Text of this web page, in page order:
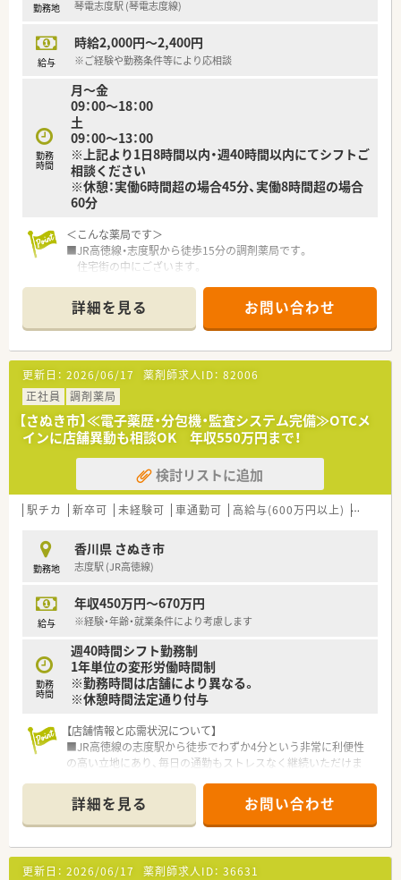
勤務地 琴電志度駅 (琴電志度線)
給与
時給2,000円～2,400円
※ご経験や勤務条件等により応相談
勤務
時間
月～金
09：00～18：00
土
09：00～13：00
※上記より1日8時間以内・週40時間以内にてシフトご
相談ください
※休憩：実働6時間超の場合45分、実働8時間超の場合
60分
＜こんな薬局です＞
■JR高徳線・志度駅から徒歩15分の調剤薬局です。
住宅街の中にございます。
明るく清潔感のある店内で、投薬口は2つございます。
■待合には健康関連の雑誌等も置いており、
患者様の健康サポートを意識しています。
＜業務内容＞
■外来は内科の処方箋がメインです。
また、在宅も行っています。
■処方箋は1日40枚程度です。
■薬剤師は常勤2名・パート1名体制です。
＜研修制度＞
■入職後まずは数週間のローテーションで全店舗での研修がご
ざいます。
各店舗にて様々な手技が存在し、先輩薬剤師から現場で学ぶ事
■その他にもマナー研修や、e-ラーニング・学会発表の補助もご
ざいます。
学びたい姿勢をしっかりフォローしてくれる環境です。
＜法人特徴＞
■1982年設立の香川県内の老舗調剤薬局です。
コンプライアンス意識の高い企業です。
■設備投資も積極的に行っています。
■高松市を中心に店舗を展開されている為、店舗移動となった際
も通勤しやすい環境です。
＜こんな方にもオススメ＞
■ライフスタイルに合わせてシフト相談したい方
■応援体制整った環境で働きたい方
等々…
少しでも気になった方はお問い合わせくださいませ
詳細を見る お問い合わせ
更新日： 2026/06/17 薬剤師求人ID： 82006
正社員
調剤薬局
【さぬき市】≪電子薬歴・分包機・監査システム完備≫OTCメ
インに店舗異動も相談OK 年収550万円まで！
検討リストに追加
駅チカ 新卒可 未経験可 車通勤可 高給与(600万円以上) 寮・借
勤務地
香川県 さぬき市
志度駅 (JR高徳線)
給与
年収450万円～670万円
※経験・年齢・就業条件により考慮します
勤務
時間
週40時間シフト勤務制
1年単位の変形労働時間制
※勤務時間は店舗により異なる。
※休憩時間法定通り付与
【店舗情報と応需状況について】
■JR高徳線の志度駅から徒歩でわずか4分という非常に利便性
の高い立地にあり、毎日の通勤もストレスなく継続いただけま
■整形外科をメインに応需しており、処方箋枚数は1日あたり21
枚程度と、一人ひとりの患者様と丁寧に向き合える環境です。
■現在は薬剤師常勤2名と事務1名の体制で運営されており、協
力し合いながら効率的に業務を進めることが可能となっていま
す。
詳細を見る お問い合わせ
更新日： 2026/06/17 薬剤師求人ID： 36631